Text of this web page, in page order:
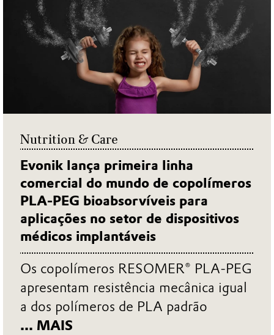
Nutrition & Care
Evonik lança primeira linha
comercial do mundo de copolímeros
PLA-PEG bioabsorvíveis para
aplicações no setor de dispositivos
médicos implantáveis
Os copolímeros RESOMER® PLA-PEG
apresentam resistência mecânica igual
a dos polímeros de PLA padrão
... MAIS